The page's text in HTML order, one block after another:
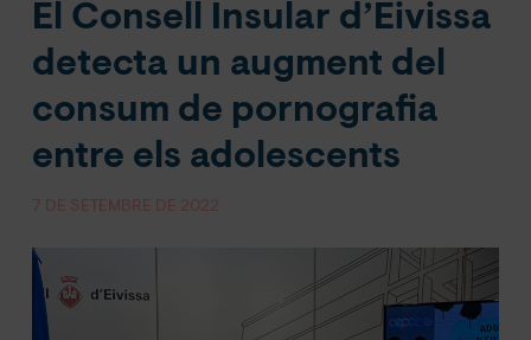
El Consell Insular d’Eivissa
detecta un augment del
consum de pornografia
entre els adolescents
7 DE SETEMBRE DE 2022